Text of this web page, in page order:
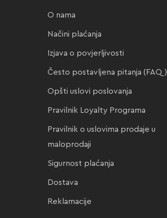
O nama
Načini plaćanja
Izjava o povjerljivosti
Često postavljena pitanja (FAQ)
Opšti uslovi poslovanja
Pravilnik Loyalty Programa
Pravilnik o uslovima prodaje u
maloprodaji
Sigurnost plaćanja
Dostava
Reklamacije